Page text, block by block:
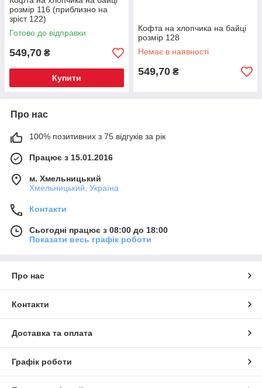
розмір 116 (приблизно на
зріст 122)
Готово до відправки
549,70 ₴
Купити
Кофта на хлопчика на байці
розмір 128
Немає в наявності
549,70 ₴
Про нас
100% позитивних з 75 відгуків за рік
Працює з 15.01.2016
м. Хмельницький
Хмельницький, Україна
Контакти
Сьогодні працює з 08:00 до 18:00
Показати весь графік роботи
Про нас
Контакти
Доставка та оплата
Графік роботи